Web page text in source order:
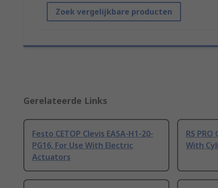
Zoek vergelijkbare producten
Gerelateerde Links
Festo CETOP Clevis EASA-H1-20-
PG16, For Use With Electric
Actuators
RS PRO
With